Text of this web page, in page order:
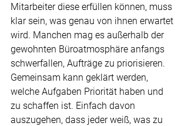
Mitarbeiter diese erfüllen können, muss
klar sein, was genau von ihnen erwartet
wird. Manchen mag es außerhalb der
gewohnten Büroatmosphäre anfangs
schwerfallen, Aufträge zu priorisieren.
Gemeinsam kann geklärt werden,
welche Aufgaben Priorität haben und
zu schaffen ist. Einfach davon
auszugehen, dass jeder weiß, was zu